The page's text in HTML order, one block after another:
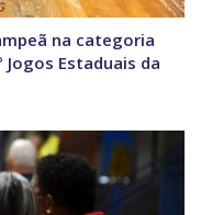
na categoria
Jogos Estaduais da